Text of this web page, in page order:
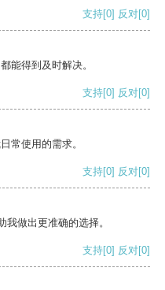
支持[0] 反对[0]
能得到及时解决。
支持[0] 反对[0]
常使用的需求。
支持[0] 反对[0]
做出更准确的选择。
支持[0] 反对[0]